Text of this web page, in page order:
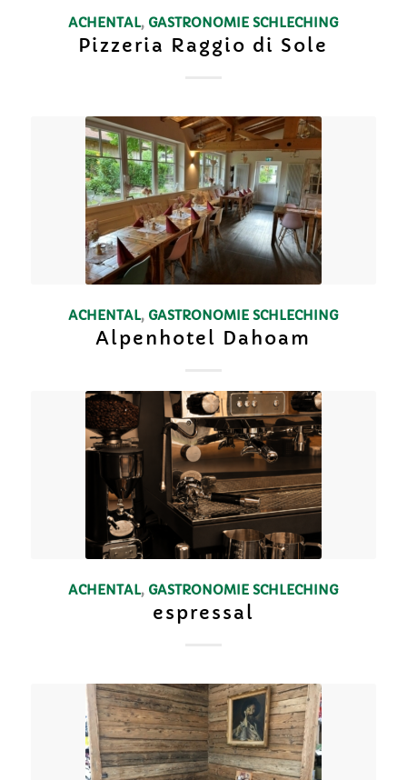
ACHENTAL, GASTRONOMIE SCHLECHING
Pizzeria Raggio di Sole
ACHENTAL, GASTRONOMIE SCHLECHING
Alpenhotel Dahoam
ACHENTAL, GASTRONOMIE SCHLECHING
espressal